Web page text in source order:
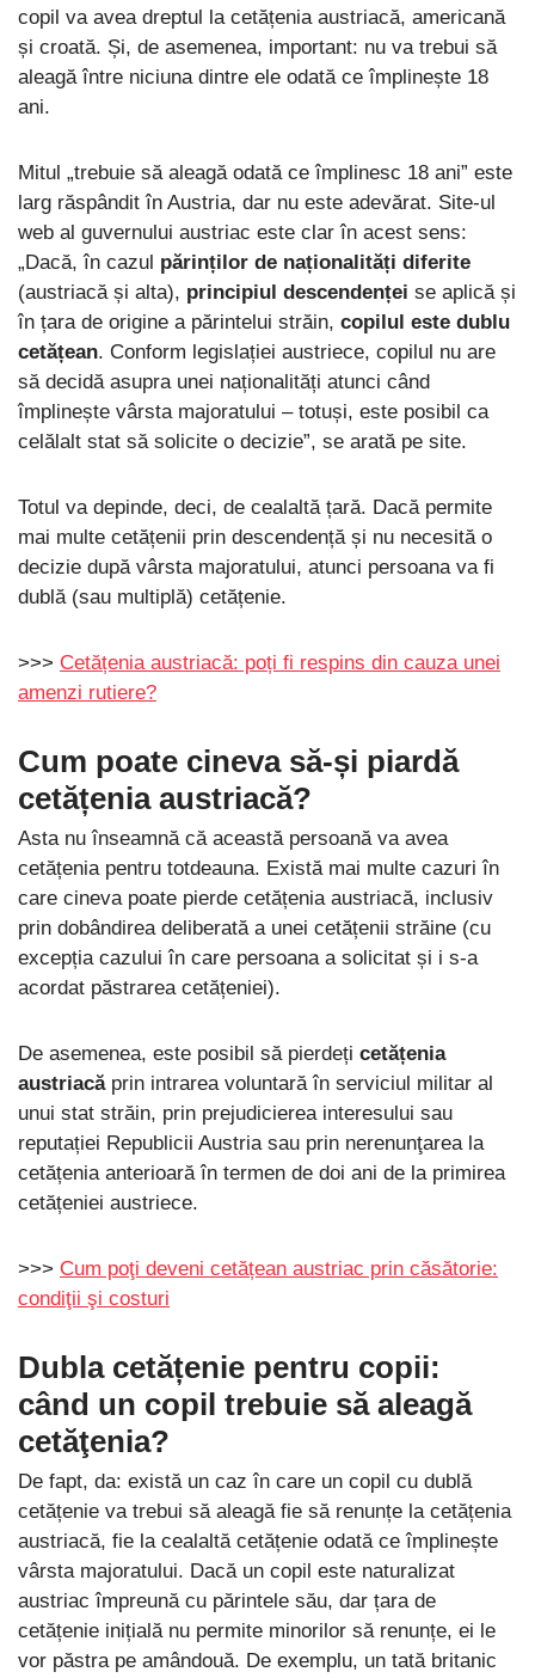
copil va avea dreptul la cetățenia austriacă, americană
și croată. Și, de asemenea, important: nu va trebui să
aleagă între niciuna dintre ele odată ce împlinește 18
ani.
Mitul „trebuie să aleagă odată ce împlinesc 18 ani” este
larg răspândit în Austria, dar nu este adevărat. Site-ul
web al guvernului austriac este clar în acest sens:
„Dacă, în cazul părinților de naționalități diferite
(austriacă și alta), principiul descendenței se aplică și
în țara de origine a părintelui străin, copilul este dublu
cetățean. Conform legislației austriece, copilul nu are
să decidă asupra unei naționalități atunci când
împlinește vârsta majoratului – totuși, este posibil ca
celălalt stat să solicite o decizie”, se arată pe site.
Totul va depinde, deci, de cealaltă țară. Dacă permite
mai multe cetățenii prin descendență și nu necesită o
decizie după vârsta majoratului, atunci persoana va fi
dublă (sau multiplă) cetățenie.
>>> Cetățenia austriacă: poți fi respins din cauza unei
amenzi rutiere?
Cum poate cineva să-și piardă
cetățenia austriacă?
Asta nu înseamnă că această persoană va avea
cetățenia pentru totdeauna. Există mai multe cazuri în
care cineva poate pierde cetățenia austriacă, inclusiv
prin dobândirea deliberată a unei cetățenii străine (cu
excepția cazului în care persoana a solicitat și i s-a
acordat păstrarea cetățeniei).
De asemenea, este posibil să pierdeți cetățenia
austriacăprin intrarea voluntară în serviciul militar al
unui stat străin, prin prejudicierea interesului sau
reputației Republicii Austria sau prin nerenunţarea la
cetățenia anterioară în termen de doi ani de la primirea
cetățeniei austriece.
>>> Cum poţi deveni cetățean austriac prin căsătorie:
condiţii şi costuri
Dubla cetățenie pentru copii:
când un copil trebuie să aleagă
cetăţenia?
De fapt, da: există un caz în care un copil cu dublă
cetățenie va trebui să aleagă fie să renunțe la cetățenia
austriacă, fie la cealaltă cetățenie odată ce împlinește
vârsta majoratului. Dacă un copil este naturalizat
austriac împreună cu părintele său, dar țara de
cetățenie inițială nu permite minorilor să renunțe, ei le
vor păstra pe amândouă. De exemplu, un tată britanic